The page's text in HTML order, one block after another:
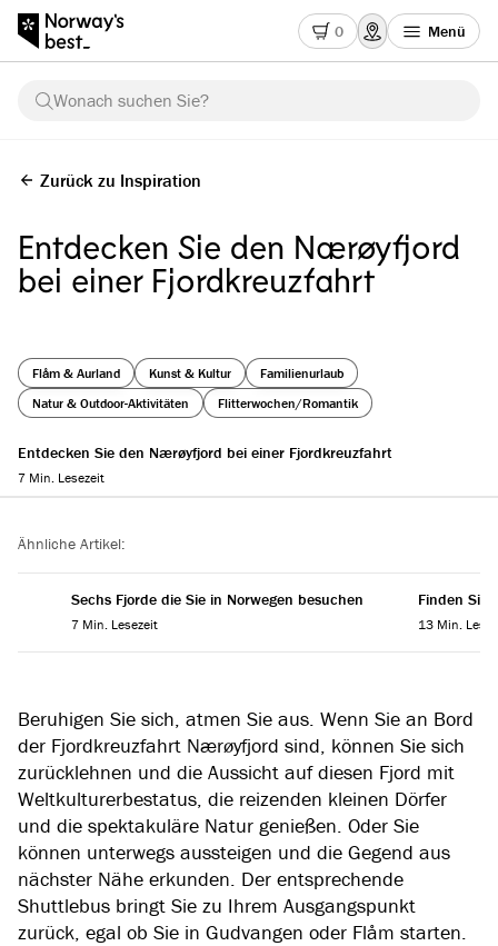
0 Menü
Wonach suchen Sie?
Zurück zu Inspiration
Entdecken Sie den Nærøyfjord
bei einer Fjordkreuzfahrt
Flåm & Aurland Kunst & Kultur
Familienurlaub
Natur & Outdoor-Aktivitäten
Flitterwochen/Romantik
Entdecken Sie den Nærøyfjord bei einer Fjordkreuzfahrt
7 Min. Lesezeit
Ähnliche Artikel:
Sechs Fjorde die Sie in Norwegen besuchen
7 Min. Lesezeit
Finden Sie
13 Min.
Beruhigen Sie sich, atmen Sie aus. Wenn Sie an Bord
der Fjordkreuzfahrt Nærøyfjord sind, können Sie sich
zurücklehnen und die Aussicht auf diesen Fjord mit
Weltkulturerbestatus, die reizenden kleinen Dörfer
und die spektakuläre Natur genießen. Oder Sie
können unterwegs aussteigen und die Gegend aus
nächster Nähe erkunden. Der entsprechende
Shuttlebus bringt Sie zu Ihrem Ausgangspunkt
zurück, egal ob Sie in Gudvangen oder Flåm starten.